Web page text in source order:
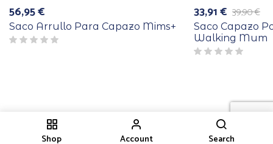
Shop Account Search
56,95€
Saco Arrullo Para Capazo Mims+
39,90€
El
precio
original
era:
39,90 €.
33,91€
El
precio
actual
es:
33,91 €.
Saco Capazo
Walking Mum